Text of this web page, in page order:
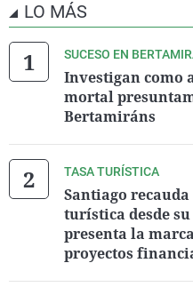
LO MÁS
SUCESO EN
Investigan como
mortal
Bertamiráns
TASA TURÍSTICA
Santiago
turística desde
presenta la
proyectos